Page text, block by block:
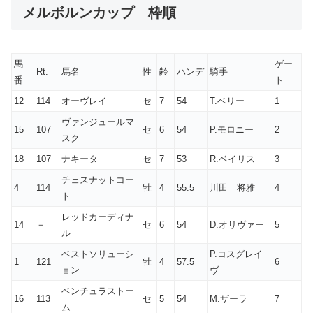
メルボルンカップ 枠順
馬
番
Rt. 馬名 性 齢 ハンデ 騎手
ゲー
ト
12
114 オーヴレイ セ 7 54 T.ベリー 1
15 107
ヴァンジュールマ
スク
セ 6 54 P.モロニー 2
18 107 ナキータ セ 7 53 R.ベイリス 3
4 114
チェスナットコー
ト
牡 4 55.5 川田 将雅 4
14 －
レッドカーディナ
ル
セ 6 54 D.オリヴァー 5
1 121
ベストソリューシ
ョン
牡 4 57.5
P.コスグレイ
ヴ
6
16 113
ベンチュラストー
ム
セ 5 54 M.ザーラ 7